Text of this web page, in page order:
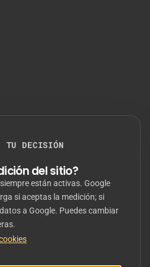
nueva)
TU DECISIÓN
del sitio?
están activas. Google
si aceptas la medición; si
a Google. Puedes cambiar